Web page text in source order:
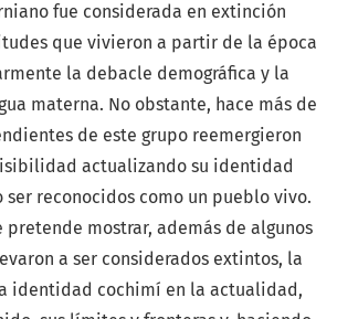
fue considerada en extinción
que vivieron a partir de la época
la debacle demográfica y la
materna. No obstante, hace más de
de este grupo reemergieron
actualizando su identidad
reconocidos como un pueblo vivo.
pretende mostrar, además de algunos
a ser considerados extintos, la
identidad cochimí en la actualidad,